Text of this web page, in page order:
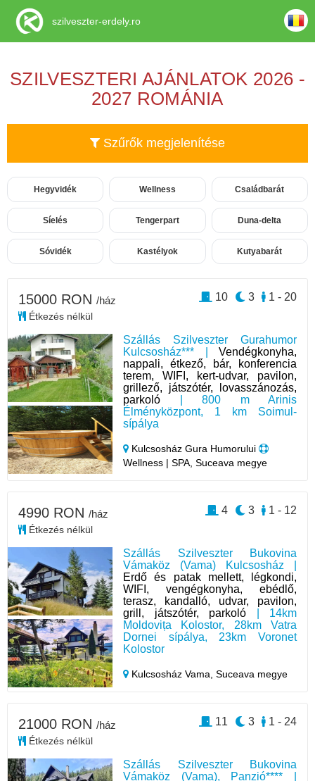
SZILVESZTERI AJÁNLATOK 2026 -
2027 ROMÁNIA
Szűrők megjelenítése
Hegyvidék Wellness Családbarát
Síelés Tengerpart Duna-delta
Sóvidék Kastélyok Kutyabarát
Szállás Szilveszter Gurahumor
Kulcsosház*** | Vendégkonyha,
nappali, étkező, bár, konferencia
terem, WIFI, kert-udvar, pavilon,
grillező, játszótér, lovasszánozás,
parkoló | 800 m Arinis
Élményközpont, 1 km Soimul-
sípálya
Kulcsosház Gura Humorului
Wellness | SPA, Suceava megye
15000 RON /ház
Étkezés nélkül
1 - 20
3
10
Szállás Szilveszter Bukovina
Vámaköz (Vama) Kulcsosház |
Erdő és patak mellett, légkondi,
WIFI, vengégkonyha, ebédlő,
terasz, kandalló, udvar, pavilon,
grill, játszótér, parkoló | 14km
Moldovița Kolostor, 28km Vatra
Dornei sípálya, 23km Voronet
Kolostor
Kulcsosház Vama,Suceava megye
4990 RON /ház
Étkezés nélkül
1 - 12
3
4
Szállás Szilveszter Bukovina
Vámaköz (Vama), Panzió**** |
21000 RON /ház
Étkezés nélkül
1 - 24
3
11
szilveszter-erdely.ro